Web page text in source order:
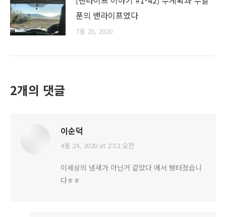
푼의 밴라이프였다
7월 20, 2020
2개의 댓글
이순덕
says:
4월 24, 2020 at 2:52 오전
이세상의 냄새가 아닌거 같았다 에서 빵터졌습니
다ㅎㅎ